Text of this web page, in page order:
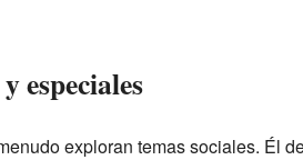
especiales
exploran temas sociales. Él